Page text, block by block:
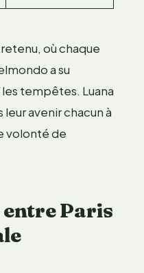
où chaque
a su
tempêtes. Luana
avenir chacun à
volonté de
entre Paris